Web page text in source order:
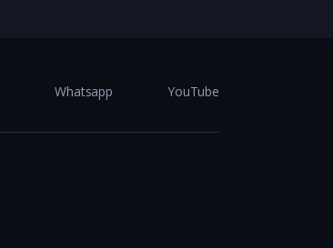
Whatsapp YouTube